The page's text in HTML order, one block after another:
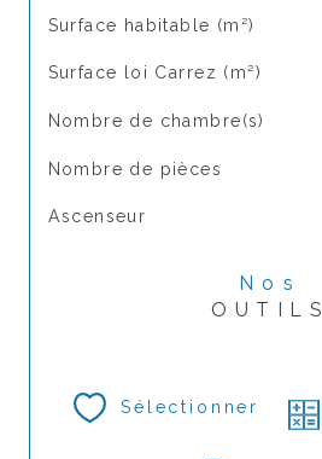
Surface habitable (m²)
Surface loi Carrez (m²)
Nombre de chambre(s)
Nombre de pièces
Ascenseur
Nos
OUTILS
Sélectionner